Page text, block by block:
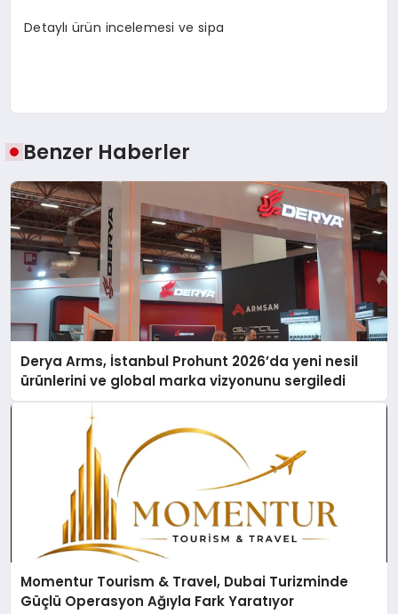
Detaylı ürün incelemesi ve sipa
Benzer Haberler
Derya Arms, İstanbul Prohunt 2026’da yeni nesil
ürünlerini ve global marka vizyonunu sergiledi
Momentur Tourism & Travel, Dubai Turizminde
Güçlü Operasyon Ağıyla Fark Yaratıyor